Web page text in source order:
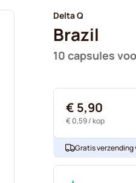
Delta Q
Brazil
10 capsules
€ 5,90
€ 0,59/ kop
Gratis verzending